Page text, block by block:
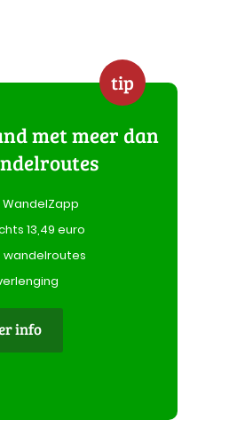
tip
met meer dan
13,49 euro
wandelroutes
info